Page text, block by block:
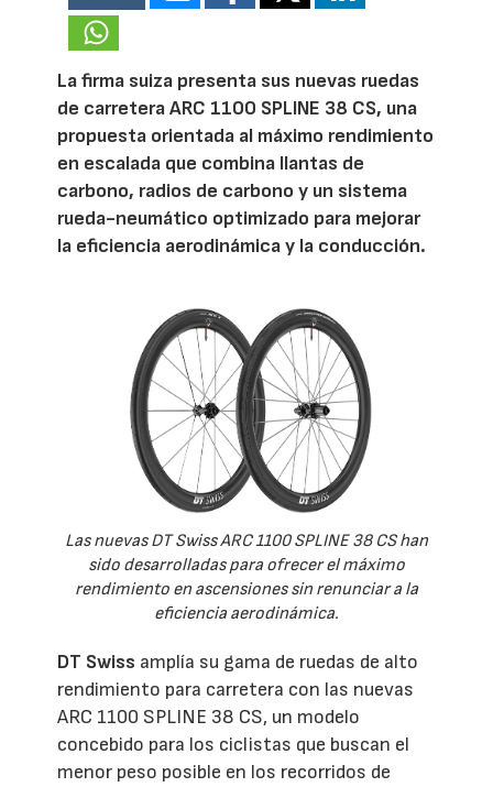
La firma suiza presenta sus nuevas ruedas
de carretera ARC 1100 SPLINE 38 CS, una
propuesta orientada al máximo rendimiento
en escalada que combina llantas de
carbono, radios de carbono y un sistema
rueda-neumático optimizado para mejorar
la eficiencia aerodinámica y la conducción.
Las nuevas DT Swiss ARC 1100 SPLINE 38 CS han
sido desarrolladas para ofrecer el máximo
rendimiento en ascensiones sin renunciar a la
eficiencia aerodinámica.
DT Swiss amplía su gama de ruedas de alto
rendimiento para carretera con las nuevas
ARC 1100 SPLINE 38 CS, un modelo
concebido para los ciclistas que buscan el
menor peso posible en los recorridos de